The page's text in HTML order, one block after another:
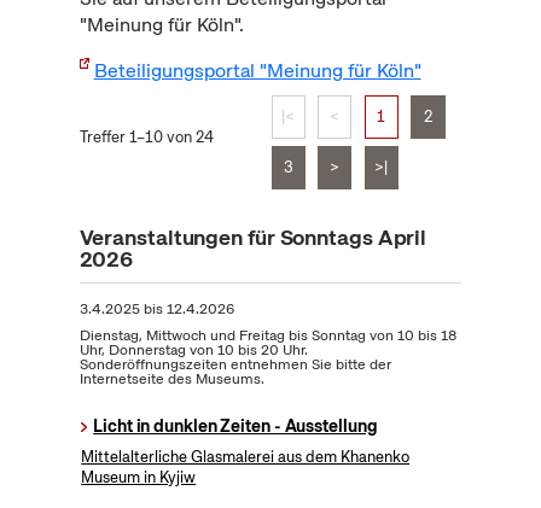
"Meinung für Köln".
Beteiligungsportal "Meinung für Köln"
Treffer 1–10 von 24
|< < 1 2
3 > >|
Veranstaltungen für Sonntags April
2026
3.4.2025bis12.4.2026
Dienstag, Mittwoch und Freitag bis Sonntag von 10 bis 18
Uhr, Donnerstag von 10 bis 20 Uhr.
Sonderöffnungszeiten entnehmen Sie bitte der
Internetseite des Museums.
Licht in dunklen Zeiten - Ausstellung
Mittelalterliche Glasmalerei aus dem Khanenko
Museum in Kyjiw